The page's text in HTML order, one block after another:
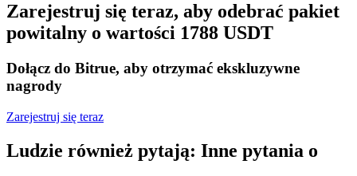
Kopiowanie Transakcji
Zarejestruj się teraz, aby odebrać pakiet
powitalny o wartości 1788 USDT
Dołącz do Bitrue, aby otrzymać ekskluzywne
nagrody
Zarejestruj się teraz
Ludzie również pytają: Inne pytania o